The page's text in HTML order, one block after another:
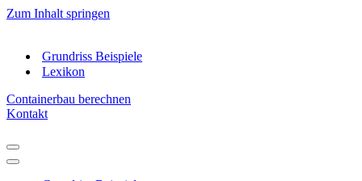
Zum Inhalt springen
Grundriss Beispiele
Lexikon
Containerbau berechnen
Kontakt
Navigations-
Menü
Navigations-